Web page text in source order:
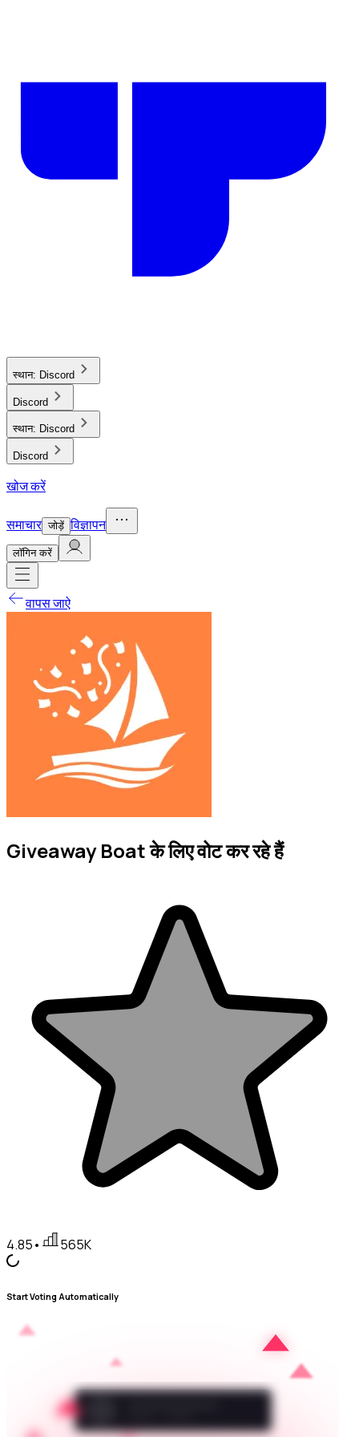
स्थान: Discord
Discord
स्थान: Discord
Discord
खोज करें
समाचार जोड़ें विज्ञापन
लाॅगिन करें
वापस जाऐ
Giveaway Boat के लिए वोट कर रहे हैं
4.85• 565K
Start Voting Automatically